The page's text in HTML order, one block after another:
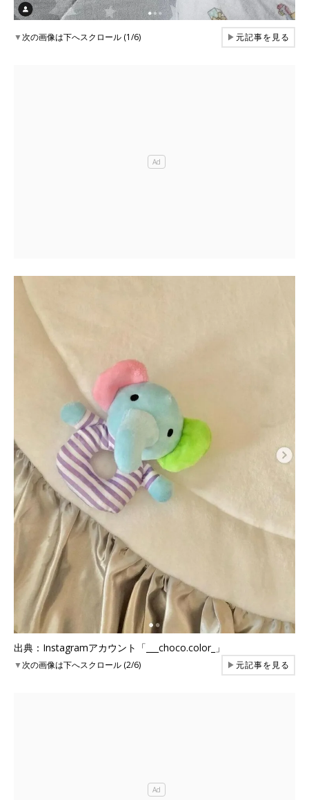
▼次の画像は下へスクロール (1/6) ▶元記事を見る
出典：Instagramアカウント「___choco.color_」
▼次の画像は下へスクロール (2/6) ▶元記事を見る